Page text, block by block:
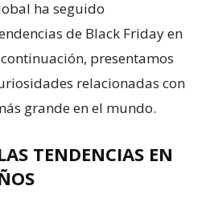
ha seguido
de Black Friday en
presentamos
relacionadas con
grande en el mundo.
TENDENCIAS EN